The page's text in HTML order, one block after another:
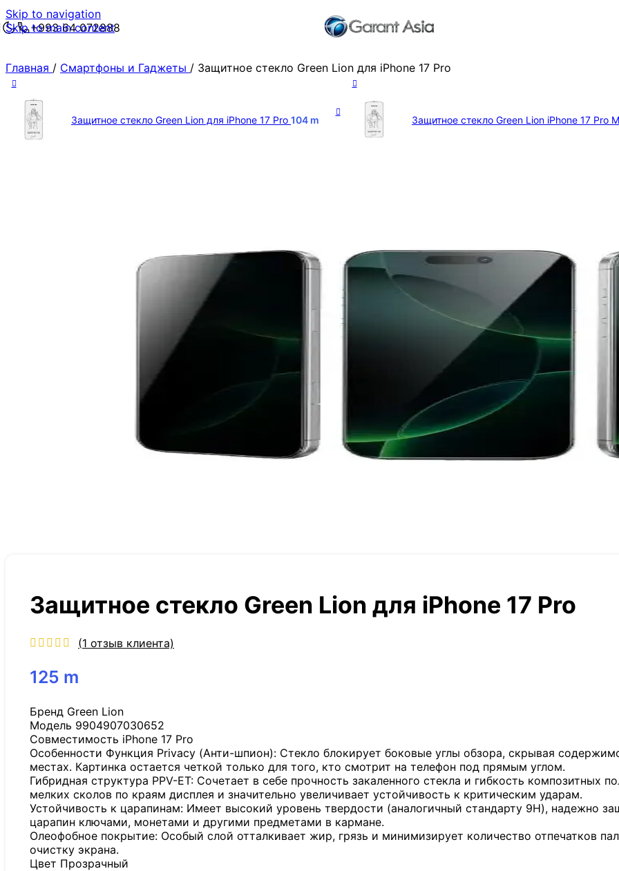
Skip to navigation
Skip to main content
+993 64 072888
Главная / Смартфоны и Гаджеты / Защитное стекло Green Lion для iPhone 17 Pro
Защитное стекло Green Lion для iPhone 17 Pro 104 m Защитное стекло Green Lion iPhone 17 Pro
Защитное стекло Green Lion для iPhone 17 Pro
(1 отзыв клиента)
125 m
Бренд Green Lion
Модель 9904907030652
Совместимость iPhone 17 Pro
Особенности Функция Privacy (Анти-шпион): Стекло блокирует боковые углы обзора, скрывая
местах. Картинка остается четкой только для того, кто смотрит на телефон под прямым углом.
Гибридная структура PPV-ET: Сочетает в себе прочность закаленного стекла и гибкость композитных
мелких сколов по краям дисплея и значительно увеличивает устойчивость к критическим ударам.
Устойчивость к царапинам: Имеет высокий уровень твердости (аналогичный стандарту 9H), надежно
царапин ключами, монетами и другими предметами в кармане.
Олеофобное покрытие: Особый слой отталкивает жир, грязь и минимизирует количество отпечатков
очистку экрана.
Цвет Прозрачный